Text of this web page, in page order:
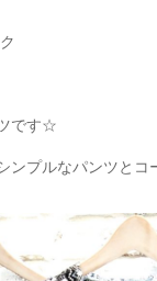
です☆
ンプルなパンツとコ